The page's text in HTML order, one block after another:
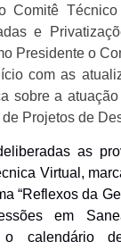
Comitê Técnico
e
Presidente o
com as
sobre a
Projetos de
as
Virtual,
“Reflexos da
em
calendário